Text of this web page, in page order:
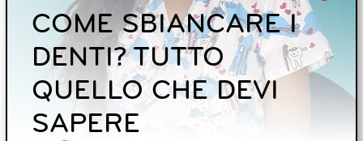
COME SBIANCARE I
DENTI? TUTTO
QUELLO CHE DEVI
SAPERE